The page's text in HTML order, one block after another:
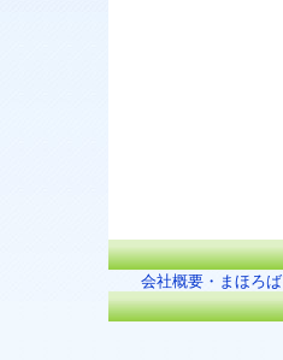
会社概要・まほろば